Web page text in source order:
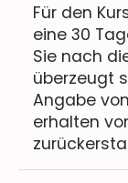
Für den
eine 30
Sie nach
überzeugt
Angabe
erhalten